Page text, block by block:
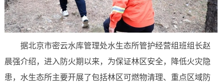
据北京市密云水库管理处水生态所管护经营组班组长赵
晨强介绍，进入防火期以来，为保证林区安全，降低火灾隐
患，水生态所主要开展了包括林区可燃物清理、重点区域防